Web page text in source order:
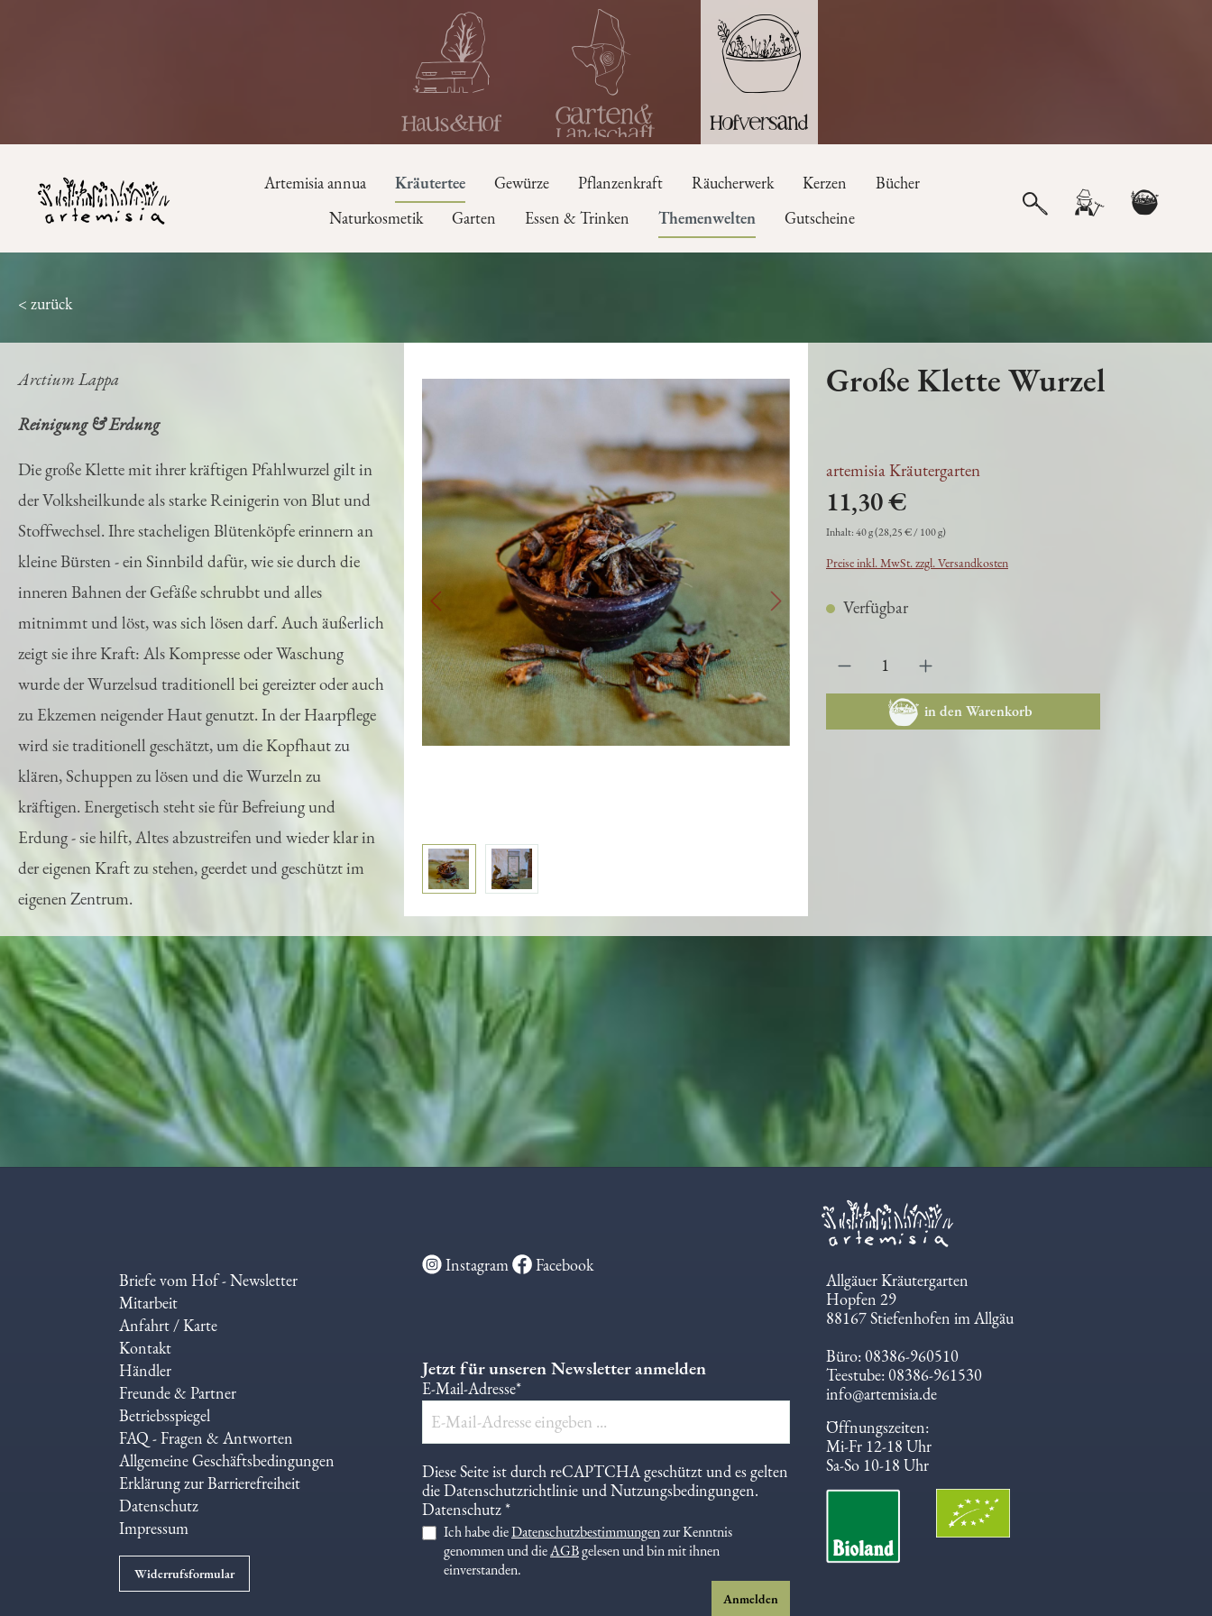
Artemisia annua Kräutertee Gewürze Pflanzenkraft Räucherwerk Kerzen
Bücher
Naturkosmetik
Garten Essen & Trinken Themenwelten Gutscheine
< zurück
Große Klette Wurzel
artemisia Kräutergarten
11,30 €
Inhalt:40 g(28,25 € / 100 g)
Preise inkl. MwSt. zzgl. Versandkosten
Verfügbar
in den Warenkorb
Arctium Lappa
Reinigung & Erdung
Die große Klette mit ihrer kräftigen Pfahlwurzel gilt in
der Volksheilkunde als starke Reinigerin von Blut und
Stoffwechsel. Ihre stacheligen Blütenköpfe erinnern an
kleine Bürsten - ein Sinnbild dafür, wie sie durch die
inneren Bahnen der Gefäße schrubbt und alles
mitnimmt und löst, was sich lösen darf. Auch äußerlich
zeigt sie ihre Kraft: Als Kompresse oder Waschung
wurde der Wurzelsud traditionell bei gereizter oder auch
zu Ekzemen neigender Haut genutzt. In der Haarpflege
wird sie traditionell geschätzt, um die Kopfhaut zu
klären, Schuppen zu lösen und die Wurzeln zu
kräftigen. Energetisch steht sie für Befreiung und
Erdung - sie hilft, Altes abzustreifen und wieder klar in
der eigenen Kraft zu stehen, geerdet und geschützt im
eigenen Zentrum.
Instagram Facebook
Jetzt für unseren Newsletter anmelden
E-Mail-Adresse*
Diese Seite ist durch reCAPTCHA geschützt und es gelten
dieDatenschutzrichtlinieundNutzungsbedingungen.
Datenschutz *
Ich habe dieDatenschutzbestimmungenzur Kenntnis
genommen und dieAGBgelesen und bin mit ihnen
einverstanden.
Anmelden
Allgäuer Kräutergarten
Hopfen 29
88167 Stiefenhofen im Allgäu
Büro: 08386-960510
Teestube: 08386-961530
info@artemisia.de
Öffnungszeiten:
Mi-Fr 12-18 Uhr
Sa-So 10-18 Uhr
Briefe vom Hof - Newsletter
Mitarbeit
Anfahrt / Karte
Kontakt
Händler
Freunde & Partner
Betriebsspiegel
FAQ - Fragen & Antworten
Allgemeine Geschäftsbedingungen
Erklärung zur Barrierefreiheit
Datenschutz
Impressum
Widerrufsformular